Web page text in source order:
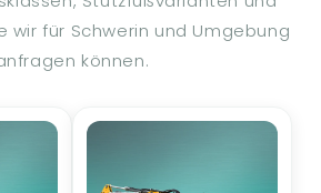
wir für Schwerin und Umgebung
können.